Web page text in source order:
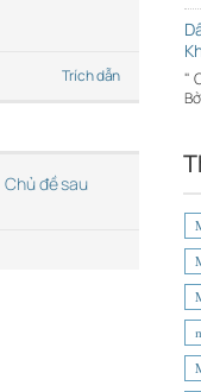
Trích dẫn
Chủ đề sau
"